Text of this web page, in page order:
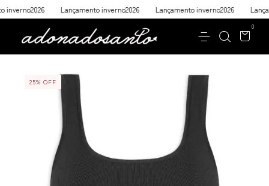
Lançamento inverno2026 Lançamento inverno2026
0
25% OFF